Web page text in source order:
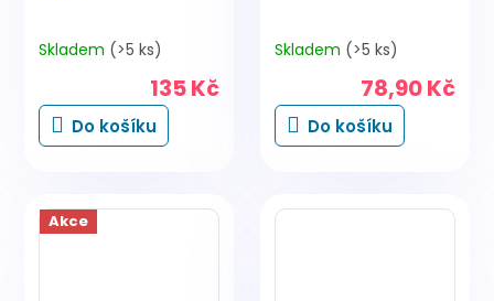
Skladem (>5 ks)
135 Kč
Do košíku
Skladem (>5 ks)
78,90 Kč
Do košíku
Akce